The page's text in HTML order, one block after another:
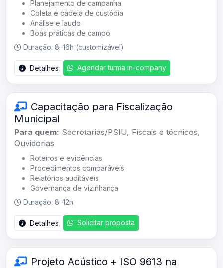
Planejamento de campanha
Coleta e cadeia de custódia
Análise e laudo
Boas práticas de campo
Duração: 8–16h (customizável)
Detalhes Agendar turma in-company
Capacitação para Fiscalização
Municipal
Para quem: Secretarias/PSIU, Fiscais e técnicos,
Ouvidorias
Roteiros e evidências
Procedimentos comparáveis
Relatórios auditáveis
Governança de vizinhança
Duração: 8–12h
Detalhes Solicitar proposta
Projeto Acústico + ISO 9613 na